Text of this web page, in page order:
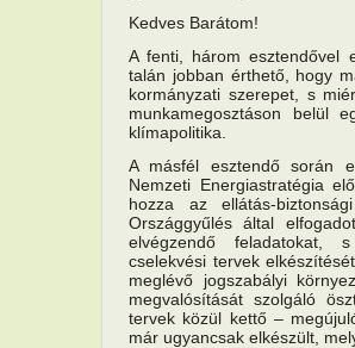
Kedves Barátom!
A fenti, három esztendővel
talán jobban érthető, hogy
kormányzati szerepet, s
munkamegosztáson belül
klímapolitika.
A másfél esztendő során
Nemzeti Energiastratégia
hozza az ellátás-
Országgyűlés által
elvégzendő feladatokat,
cselekvési tervek
meglévő jogszabályi
megvalósítását szolgáló
tervek közül kettő –
már ugyancsak elkészült,